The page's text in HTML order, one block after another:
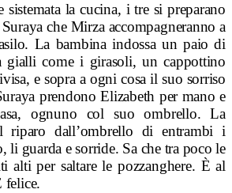
la cucina, i tre si preparano
che Mirza accompagneranno a
La bambina indossa un paio di
gialli come i girasoli, un cappottino
e sopra a ogni cosa il suo sorriso
prendono Elizabeth per mano e
ognuno col suo ombrello. La
riparo dall’ombrello di entrambi i
li guarda e sorride. Sa che tra poco le
alti per saltare le pozzanghere. È al
felice.